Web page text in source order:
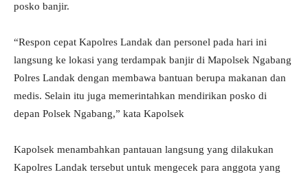
posko banjir.
“Respon cepat Kapolres Landak dan personel pada hari ini
langsung ke lokasi yang terdampak banjir di Mapolsek Ngabang
Polres Landak dengan membawa bantuan berupa makanan dan
medis. Selain itu juga memerintahkan mendirikan posko di
depan Polsek Ngabang,” kata Kapolsek
Kapolsek menambahkan pantauan langsung yang dilakukan
Kapolres Landak tersebut untuk mengecek para anggota yang